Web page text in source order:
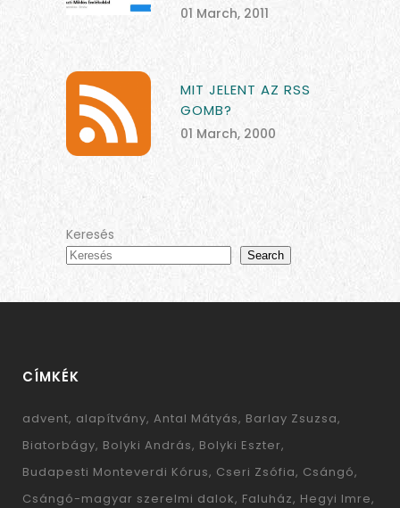
01 March, 2011
MIT JELENT AZ RSS
GOMB?
01 March, 2000
Keresés
Search
CÍMKÉK
advent alapítvány Antal Mátyás Barlay Zsuzsa
Biatorbágy Bolyki András Bolyki Eszter
Budapesti Monteverdi Kórus Cseri Zsófia Csángó
Csángó-magyar szerelmi dalok Faluház Hegyi Imre